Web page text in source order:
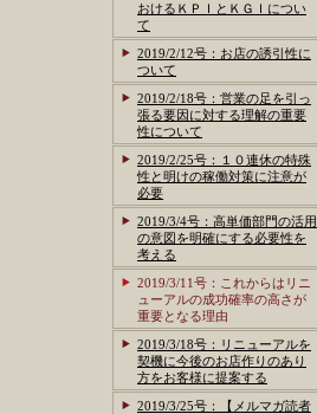
おけるＫＰＩとＫＧＩについ
て
2019/2/12号：お店の誘引性に
ついて
2019/2/18号：営業の足を引っ
張る要因に対する理解の重要
性について
2019/2/25号：１０連休の特殊
性と明けの稼働対策に注意が
必要
2019/3/4号：高単価部門の活用
の意図を明確にする必要性を
考える
2019/3/11号：これからはリニ
ューアルの成功確率の高さが
重要となる理由
2019/3/18号：リニューアルを
契機に今後のお店作りのあり
方をお客様に提案する
2019/3/25号：【メルマガ読者